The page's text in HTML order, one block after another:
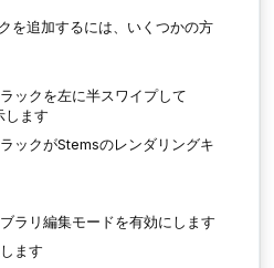
を追加するには、いくつかの方
ックを左に半スワイプして
します
ックがStemsのレンダリングキ
ラリ編集モードを有効にします
ます